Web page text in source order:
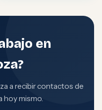
en
a recibir contactos de
hoy mismo.